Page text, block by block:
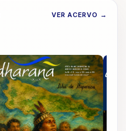
VER ACERVO →